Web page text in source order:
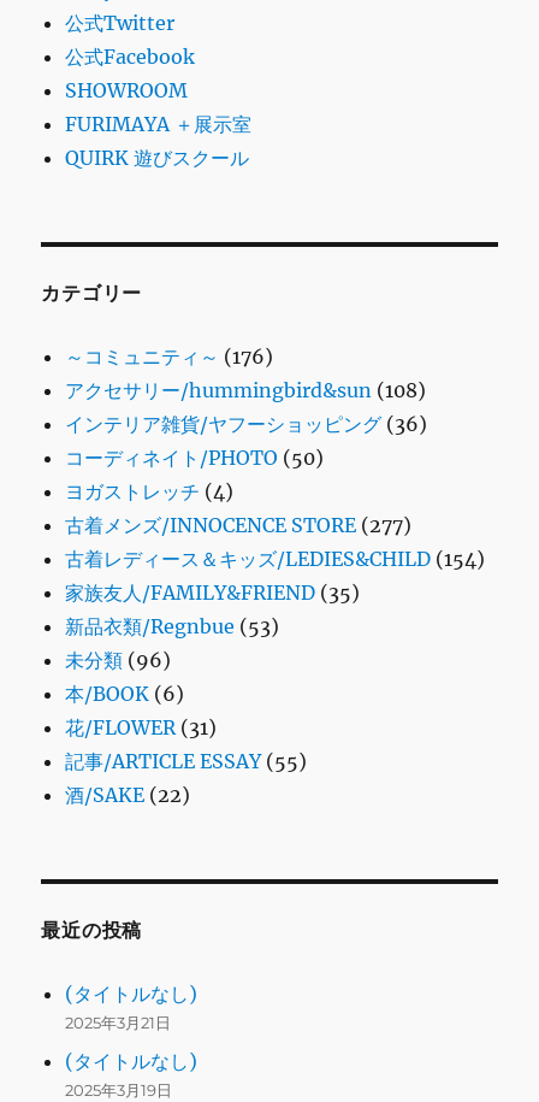
公式Twitter
公式Facebook
SHOWROOM
FURIMAYA ＋展示室
QUIRK 遊びスクール
カテゴリー
～コミュニティ～ (176)
アクセサリー/hummingbird&sun (108)
インテリア雑貨/ヤフーショッピング (36)
コーディネイト/PHOTO (50)
ヨガストレッチ (4)
古着メンズ/INNOCENCE STORE (277)
古着レディース＆キッズ/LEDIES&CHILD (154)
家族友人/FAMILY&FRIEND (35)
新品衣類/Regnbue (53)
未分類 (96)
本/BOOK (6)
花/FLOWER(31)
記事/ARTICLE ESSAY(55)
酒/SAKE (22)
最近の投稿
(タイトルなし)
2025年3月21日
(タイトルなし)
2025年3月19日